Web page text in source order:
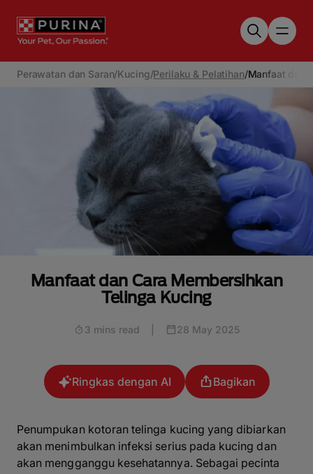
Perawatan dan Saran/Kucing/Perilaku & Pelatihan/Manfaat dan
Manfaat dan Cara Membersihkan
Telinga Kucing
3 mins read 28 May 2025
Ringkas dengan AI Bagikan
Penumpukan kotoran telinga kucing yang dibiarkan
akan menimbulkan infeksi serius pada kucing dan
akan mengganggu kesehatannya. Sebagai pecinta